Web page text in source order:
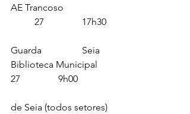
AE Trancoso
	27		17h30
Guarda		Seia
Biblioteca Municipal
27		9h00
de Seia (todos setores)